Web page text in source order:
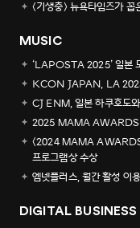
<기생충> 뉴욕타임즈가 꼽
MUSIC
‘LAPOSTA 2025’ 일본
KCON JAPAN, LA
CJ ENM, 일본 하쿠호도
2025 MAMA AWARDS
<2024 MAMA
프로그램상 수상
엠넷플러스, 월간 활성
DIGITAL BUSINESS